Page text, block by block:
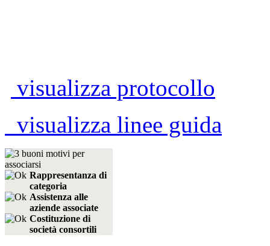
visualizza protocollo
visualizza linee guida
Rappresentanza di
categoria
Assistenza alle
aziende associate
Costituzione di
società consortili